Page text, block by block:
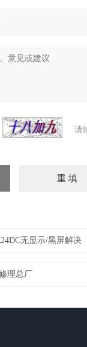
请
无显示/黑屏解决
理总厂